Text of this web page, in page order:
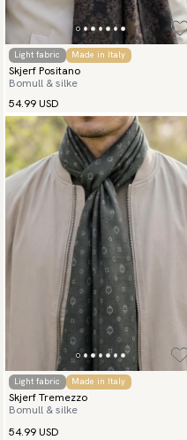
Light fabric Made in Italy
Skjerf Positano
Bomull & silke
54.99 USD
Light fabric Made in Italy
Skjerf Tremezzo
Bomull & silke
54.99 USD